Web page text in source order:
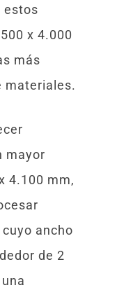
estos
x 4.000
más
materiales.
mayor
4.100 mm,
ancho
de 2